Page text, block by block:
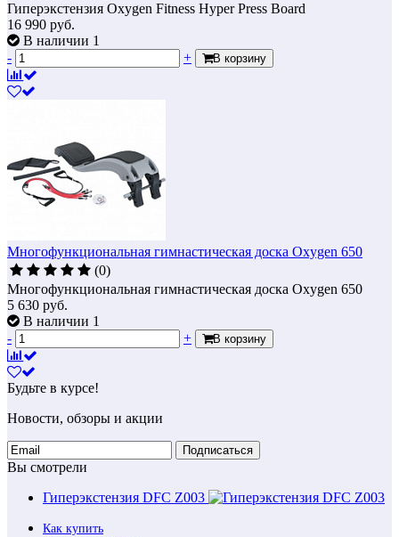
Гиперэкстензия Oxygen Fitness Hyper Press Board
16 990 руб.
В наличии 1
-
+ В корзину
Многофункциональная гимнастическая доска Oxygen 650
(0)
Многофункциональная гимнастическая доска Oxygen 650
5 630 руб.
В наличии 1
-
+ В корзину
Будьте в курсе!
Новости, обзоры и акции
Подписаться
Вы смотрели
Гиперэкстензия DFC Z003
Как купить